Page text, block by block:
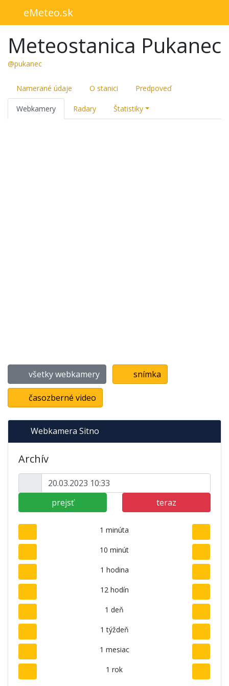
eMeteo.sk
Meteostanica Pukanec
@pukanec
Namerané údaje O stanici Predpoveď
Webkamery Radary Štatistiky
všetky webkamery snímka
časozberné video
Webkamera Sitno
Archív
prejsť teraz
1 minúta
10 minút
1 hodina
12 hodín
1 deň
1 týždeň
1 mesiac
1 rok